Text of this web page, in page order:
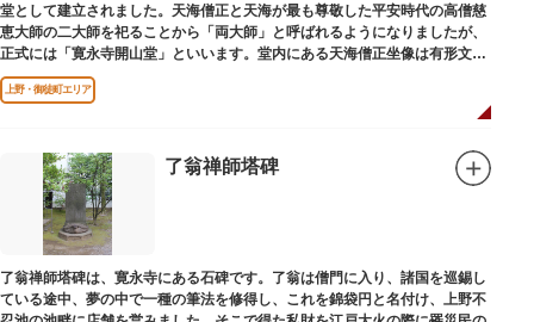
堂として建立されました。天海僧正と天海が最も尊敬した平安時代の高僧慈
恵大師の二大師を祀ることから「両大師」と呼ばれるようになりましたが、
正式には「寛永寺開山堂」といいます。堂内にある天海僧正坐像は有形文化
財に指定されています。
上野・御徒町エリア
了翁禅師塔碑
了翁禅師塔碑は、寛永寺にある石碑です。了翁は僧門に入り、諸国を巡錫し
ている途中、夢の中で一種の筆法を修得し、これを錦袋円と名付け、上野不